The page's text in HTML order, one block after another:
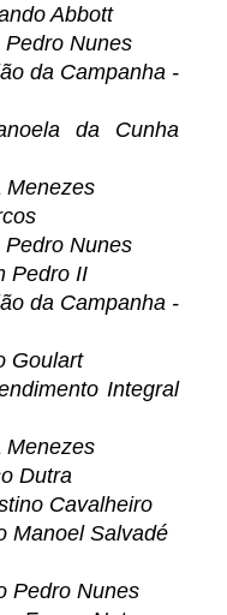
Abbott
Nunes
da Campanha -
da Cunha
Menezes
Nunes
Pedro II
da Campanha -
Goulart
Integral
Menezes
Dutra
Cavalheiro
Manoel Salvadé
Pedro Nunes